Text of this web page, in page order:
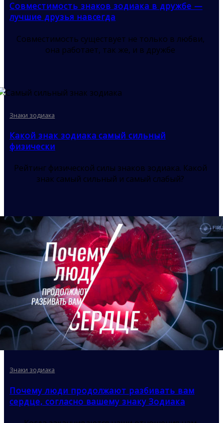
Совместимость знаков зодиака в дружбе —
лучшие друзья навсегда
Совместимость существует не только в любви,
она работает, так же, и в дружбе
Знаки зодиака
Какой знак зодиака самый сильный
физически
Рейтинг физической силы знаков зодиака. Какой
знак самый сильный и самый слабый?
Знаки зодиака
Почему люди продолжают разбивать вам
сердце, согласно вашему знаку Зодиака